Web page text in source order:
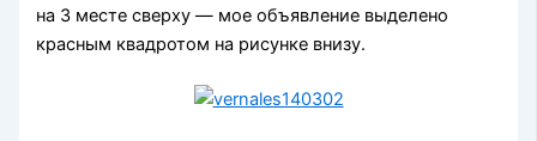
на 3 месте сверху — мое объявление выделено
красным квадротом на рисунке внизу.